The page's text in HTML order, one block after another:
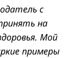
с
на
Мой
примеры